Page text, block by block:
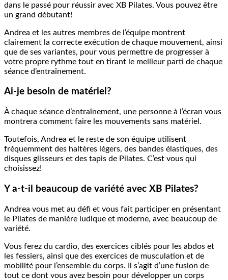
dans le passé pour réussir avec XB Pilates. Vous pouvez être
un grand débutant!
Andrea et les autres membres de l’équipe montrent
clairement la correcte exécution de chaque mouvement, ainsi
que de ses variantes, pour vous permettre de progresser à
votre propre rythme tout en tirant le meilleur parti de chaque
séance d’entraînement.
Ai-je besoin de matériel?
À chaque séance d’entraînement, une personne à l’écran vous
montrera comment faire les mouvements sans matériel.
Toutefois, Andrea et le reste de son équipe utilisent
fréquemment des haltères légers, des bandes élastiques, des
disques glisseurs et des tapis de Pilates. C’est vous qui
choisissez!
Y a-t-il beaucoup de variété avec XB Pilates?
Andrea vous met au défi et vous fait participer en présentant
le Pilates de manière ludique et moderne, avec beaucoup de
variété.
Vous ferez du cardio, des exercices ciblés pour les abdos et
les fessiers, ainsi que des exercices de musculation et de
mobilité pour l’ensemble du corps. Il s’agit d’une fusion de
tout ce dont vous avez besoin pour développer un corps